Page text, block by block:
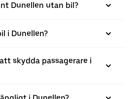
Dunellen utan bil?
i Dunellen?
skydda passagerare i